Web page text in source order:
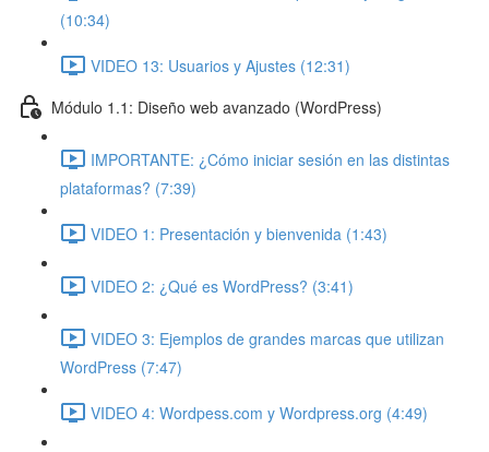
(10:34)
VIDEO 13: Usuarios y Ajustes (12:31)
Módulo 1.1: Diseño web avanzado (WordPress)
IMPORTANTE: ¿Cómo iniciar sesión en las distintas
plataformas? (7:39)
VIDEO 1: Presentación y bienvenida (1:43)
VIDEO 2: ¿Qué es WordPress? (3:41)
VIDEO 3: Ejemplos de grandes marcas que utilizan
WordPress (7:47)
VIDEO 4: Wordpess.com y Wordpress.org (4:49)